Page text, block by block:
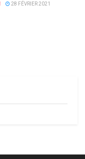
28 FÉVRIER 2021